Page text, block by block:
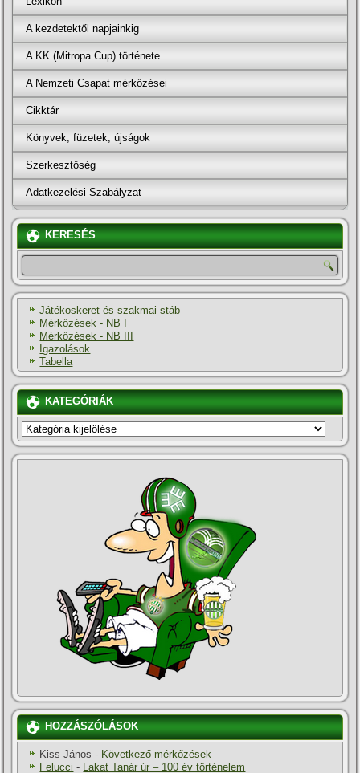
A kezdetektől napjainkig
A KK (Mitropa Cup) története
A Nemzeti Csapat mérkőzései
Cikktár
Könyvek, füzetek, újságok
Szerkesztőség
Adatkezelési Szabályzat
KERESÉS
Játékoskeret és szakmai stáb
Mérkőzések - NB I
Mérkőzések - NB III
Igazolások
Tabella
KATEGÓRIÁK
KATEGÓRIÁK
HOZZÁSZÓLÁSOK
Kiss János - Következő mérkőzések
Felucci - Lakat Tanár úr – 100 év történelem